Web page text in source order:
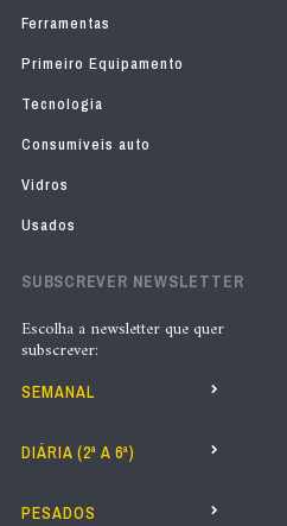
Ferramentas
Primeiro Equipamento
Tecnologia
Consumíveis auto
Vidros
Usados
SUBSCREVER NEWSLETTER
Escolha a newsletter que quer
subscrever:
SEMANAL
DIÁRIA (2ª A 6ª)
PESADOS